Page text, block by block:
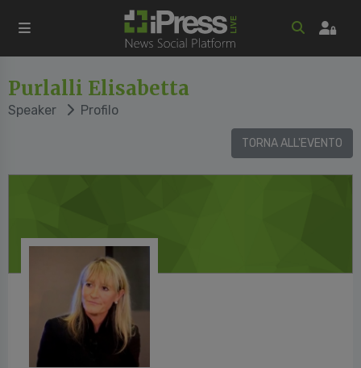
Purlalli Elisabetta
Speaker Profilo
TORNA ALL'EVENTO